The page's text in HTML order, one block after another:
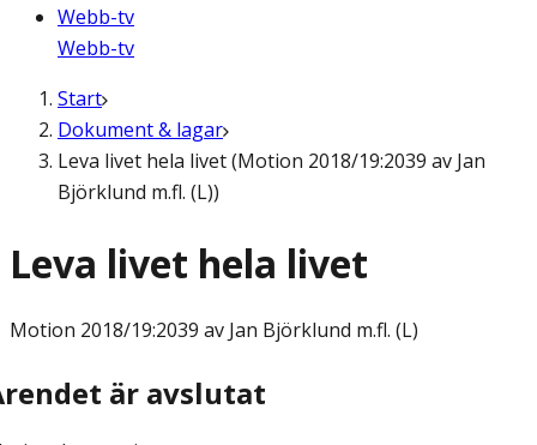
Webb-tv
Webb-tv
Start
Dokument & lagar
Leva livet hela livet (Motion 2018/19:2039 av Jan
Björklund m.fl. (L))
Leva livet hela livet
Motion 2018/19:2039 av Jan Björklund m.fl. (L)
är avslutat